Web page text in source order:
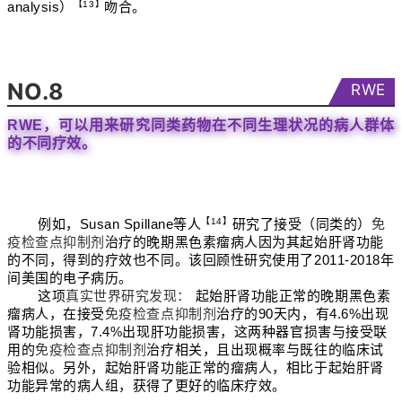
analysis）
【13】 吻合。
NO.8 RWE
RWE，可以用来研究同类药物在不同生理状况的病人群体
的不同疗效。
例如，Susan Spillane等人 【14】 研究了接受（同类的） 免
疫检查点抑制剂 治疗的晚期黑色素瘤病人因为其起始肝肾功能
的不同，得到的疗效也不同。该回顾性研究使用了2011-2018年
间美国的电子病历。
这项真实世界研究发现：
起始肝肾功能正常的晚期黑色素
瘤病人，在接受免疫检查点抑制剂治疗的90天内，有4.6%出现
肾功能损害，7.4%出现肝功能损害，这两种器官损害与接受联
用的免疫检查点抑制剂治疗相关，且出现概率与既往的临床试
验相似。另外，起始肝肾功能正常的瘤病人，相比于起始肝肾
功能异常的病人组，获得了更好的临床疗效。